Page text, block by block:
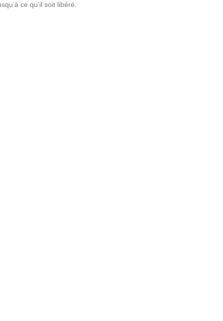
ce qu’il soit libéré.